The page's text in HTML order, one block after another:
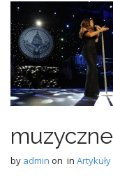
muzyczne
by admin on in Artykuły